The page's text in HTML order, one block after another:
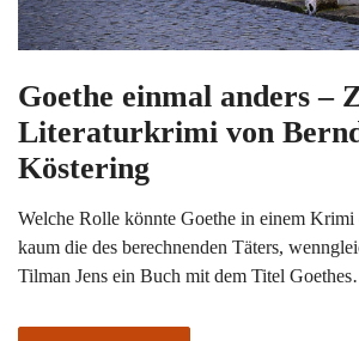
Goethe einmal anders –
Literaturkrimi von
Köstering
Welche Rolle könnte Goethe in einem Krimi
kaum die des berechnenden Täters,
Tilman Jens ein Buch mit dem Titel